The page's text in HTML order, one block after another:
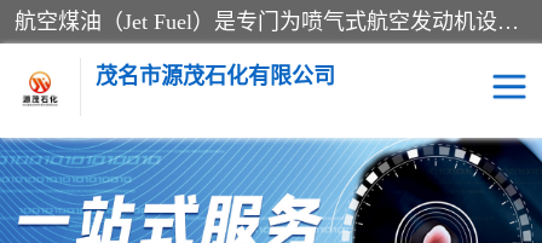
航空煤油（Jet Fuel）是专门为喷气式航空发动机设计的高纯度燃料，主要分为Jet A、Jet A-1和Jet B等类型。其特点是闪点高、低温流动性好，并添加了抗静电剂和抗氧化剂以确保飞行安全。航空煤油需
茂名市源茂石化有限公司
RP3航空煤油 D20+D30溶剂油